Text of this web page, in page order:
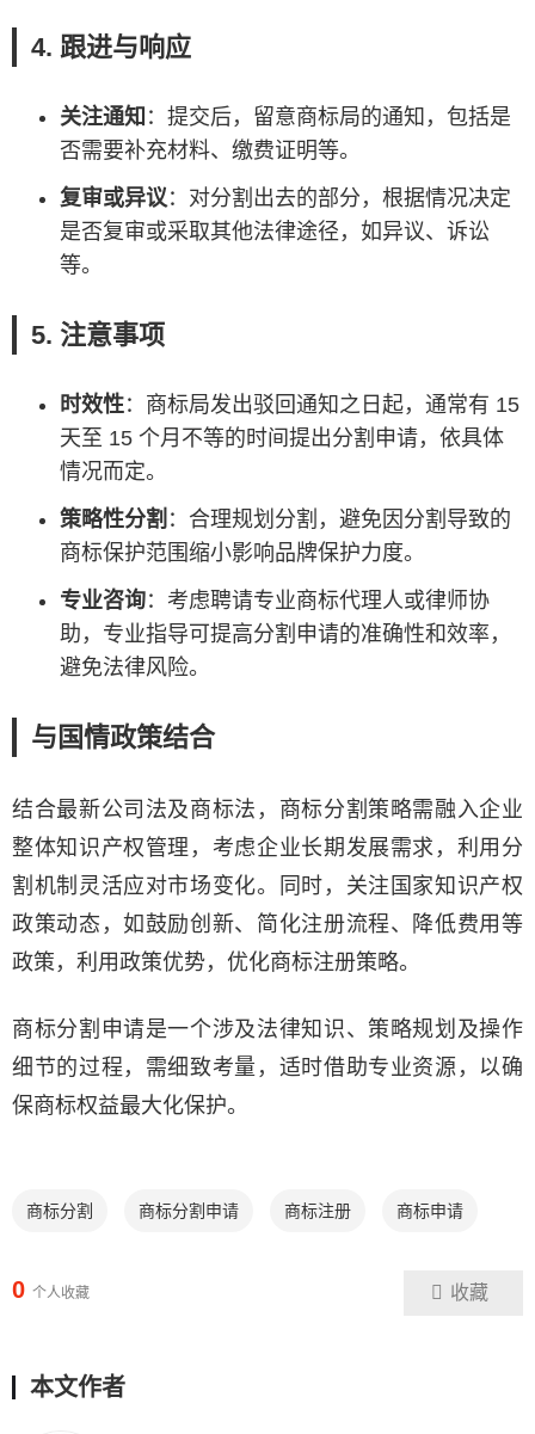
4. 跟进与响应
关注通知 ：提交后，留意商标局的通知，包括是
否需要补充材料、缴费证明等。
复审或异议 ：对分割出去的部分，根据情况决定
是否复审或采取其他法律途径，如异议、诉讼
等。
5. 注意事项
时效性：商标局发出驳回通知之日起，通常有 15
天至 15 个月不等的时间提出分割申请，依具体
情况而定。
策略性分割 ：合理规划分割，避免因分割导致的
商标保护范围缩小影响品牌保护力度。
专业咨询：考虑聘请专业商标代理人或律师协
助，专业指导可提高分割申请的准确性和效率，
避免法律风险。
与国情政策结合
结合最新公司法及商标法，商标分割策略需融入企业
整体知识产权管理，考虑企业长期发展需求，利用分
割机制灵活应对市场变化。同时，关注国家知识产权
政策动态，如鼓励创新、简化注册流程、降低费用等
政策，利用政策优势，优化商标注册策略。
商标分割申请是一个涉及法律知识、策略规划及操作
细节的过程，需细致考量，适时借助专业资源，以确
保商标权益最大化保护。
商标分割 商标分割申请 商标注册 商标申请
0 个人收藏 收藏
本文作者